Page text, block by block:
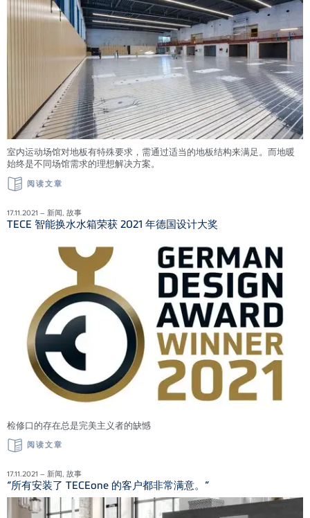
室内运动场馆对地板有特殊要求，需通过适当的地板结构来满足。而地暖
始终是不同场馆需求的理想解决方案。
阅读文章
17.11.2021 – 新闻, 故事
TECE 智能换水水箱荣获 2021 年德国设计大奖
检修口的存在总是完美主义者的缺憾
阅读文章
17.11.2021 – 新闻, 故事
“所有安装了 TECEone 的客户都非常满意。”